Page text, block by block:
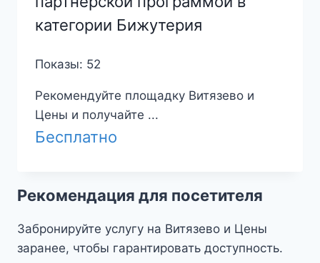
категории Бижутерия
Показы: 52
Рекомендуйте площадку Витязево и
Цены и получайте ...
Бесплатно
Рекомендация для посетителя
Забронируйте услугу на Витязево и Цены
заранее, чтобы гарантировать доступность.